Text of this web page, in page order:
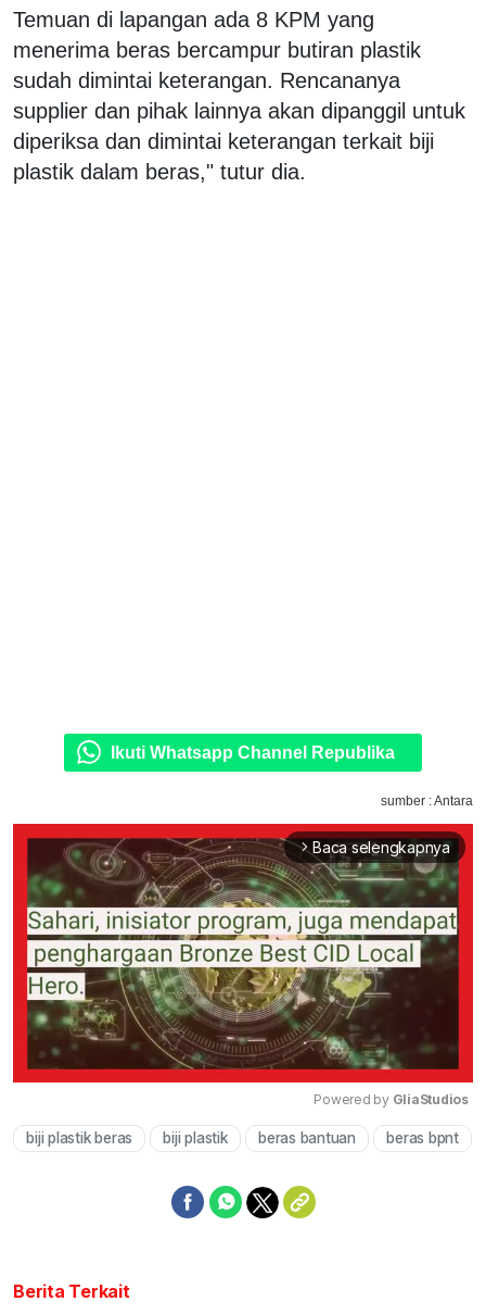
Temuan di lapangan ada 8 KPM yang
menerima beras bercampur butiran plastik
sudah dimintai keterangan. Rencananya
supplier dan pihak lainnya akan dipanggil untuk
diperiksa dan dimintai keterangan terkait biji
plastik dalam beras," tutur dia.
Ikuti Whatsapp Channel Republika
sumber : Antara
arrow_forward_ios Baca selengkapnya
Mute
Powered by GliaStudios
biji plastik beras biji plastik beras bantuan beras bpnt
Berita Terkait